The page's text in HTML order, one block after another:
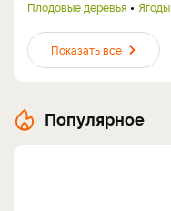
Плодовые деревья
Ягоды
Показать все
Популярное